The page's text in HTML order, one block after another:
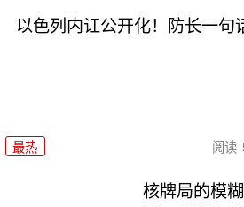
以色列内讧公开化！防长一句
最热 阅读
核牌局的模